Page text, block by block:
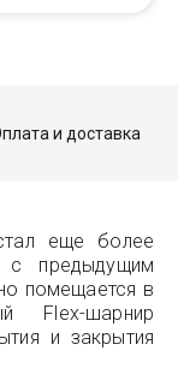
и доставка
еще более
предыдущим
помещается в
Flex-шарнир
и закрытия